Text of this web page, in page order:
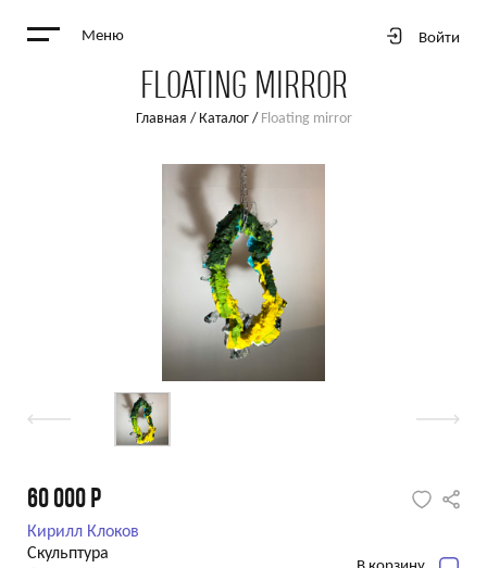
Меню Войти
FLOATING MIRROR
Главная / Каталог/ Floating mirror
60 000 Р
Кирилл Клоков
Скульптура